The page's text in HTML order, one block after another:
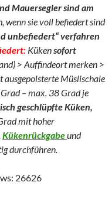
Mauersegler sind am
wenn sie voll befiedert sind
unbefiedert“ verfahren
Kükensofort
> Auffindeort merken >
ausgepolsterte Müslischale
– max. 38 Grad je
geschlüpfte Küken,
mit hoher
Kükenrückgabeund
durchführen.
26626